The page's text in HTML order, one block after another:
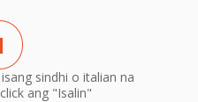
sindhi o italian na
ang "Isalin"